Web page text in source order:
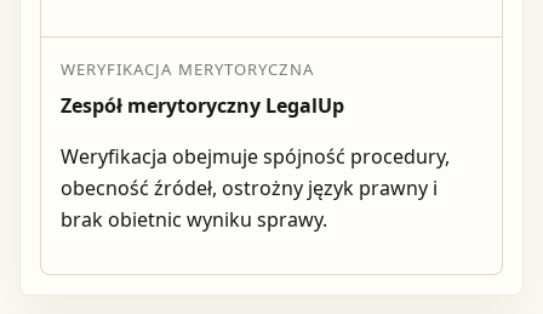
WERYFIKACJA MERYTORYCZNA
Zespół merytoryczny LegalUp
Weryfikacja obejmuje spójność procedury,
obecność źródeł, ostrożny język prawny i
brak obietnic wyniku sprawy.